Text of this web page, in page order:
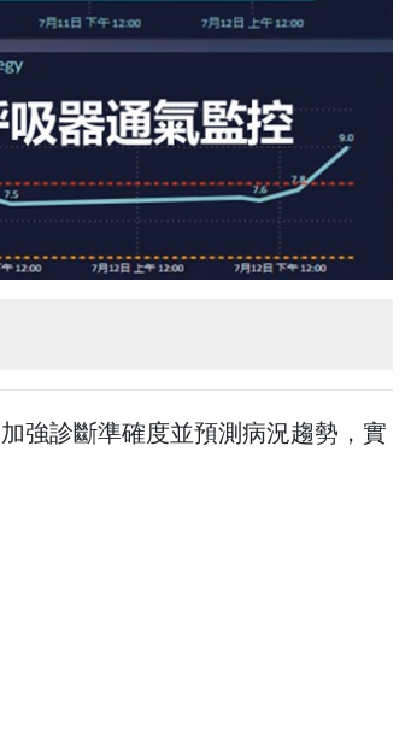
強診斷準確度並預測病況趨勢，實